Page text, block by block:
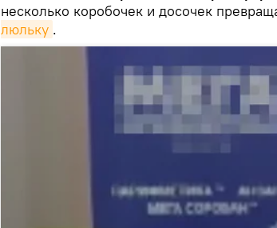
несколько коробочек и досочек
люльку .